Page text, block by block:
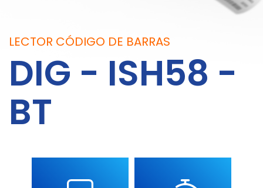
LECTOR CÓDIGO DE BARRAS
DIG - ISH58 -
BT